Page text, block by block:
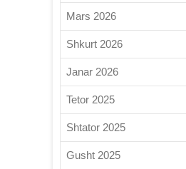
Mars 2026
Shkurt 2026
Janar 2026
Tetor 2025
Shtator 2025
Gusht 2025